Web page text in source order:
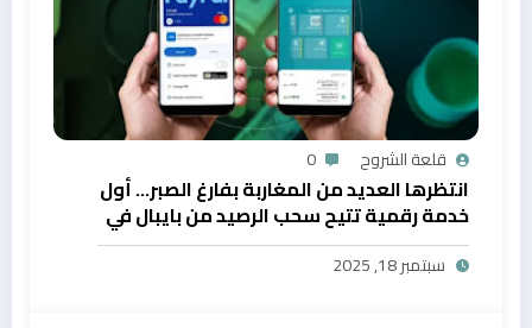
قلعة الشروح 0
انتظرها العديد من المغاربة بفارغ الصبر… أول
خدمة رقمية تتيح سحب الرصيد من بايبال في
المغرب
سبتمبر 18, 2025